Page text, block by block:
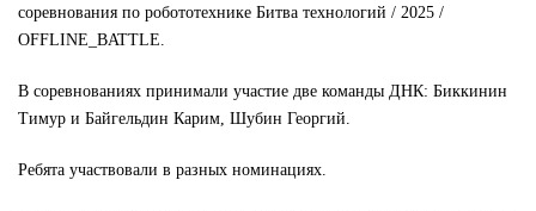
соревнования по робототехнике Битва технологий / 2025 /
OFFLINE_BATTLE.
В соревнованиях принимали участие две команды ДНК: Биккинин
Тимур и Байгельдин Карим, Шубин Георгий.
Ребята участвовали в разных номинациях.